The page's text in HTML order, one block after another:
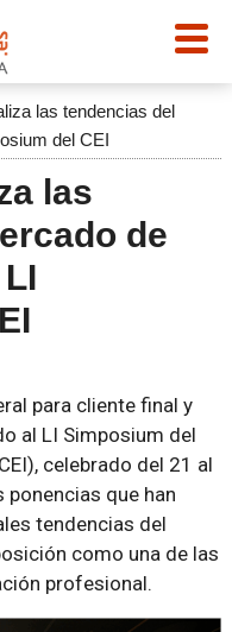
las tendencias del
del CEI
las
de
para cliente final y
al LI Simposium del
celebrado del 21 al
que han
tendencias del
como una de las
profesional.